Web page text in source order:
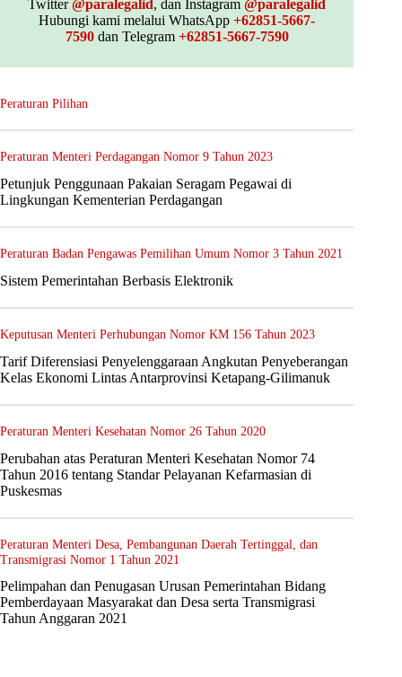
Twitter@paralegalid, dan Instagram@paralegalid
Hubungi kami melalui WhatsApp+62851-5667-
7590dan Telegram +62851-5667-7590
Peraturan Pilihan
Peraturan Menteri Perdagangan Nomor 9 Tahun 2023
Petunjuk Penggunaan Pakaian Seragam Pegawai di
Lingkungan Kementerian Perdagangan
Peraturan Badan Pengawas Pemilihan Umum Nomor 3 Tahun 2021
Sistem Pemerintahan Berbasis Elektronik
Keputusan Menteri Perhubungan Nomor KM 156 Tahun 2023
Tarif Diferensiasi Penyelenggaraan Angkutan Penyeberangan
Kelas Ekonomi Lintas Antarprovinsi Ketapang-Gilimanuk
Peraturan Menteri Kesehatan Nomor 26 Tahun 2020
Perubahan atas Peraturan Menteri Kesehatan Nomor 74
Tahun 2016 tentang Standar Pelayanan Kefarmasian di
Puskesmas
Peraturan Menteri Desa, Pembangunan Daerah Tertinggal, dan
Transmigrasi Nomor 1 Tahun 2021
Pelimpahan dan Penugasan Urusan Pemerintahan Bidang
Pemberdayaan Masyarakat dan Desa serta Transmigrasi
Tahun Anggaran 2021